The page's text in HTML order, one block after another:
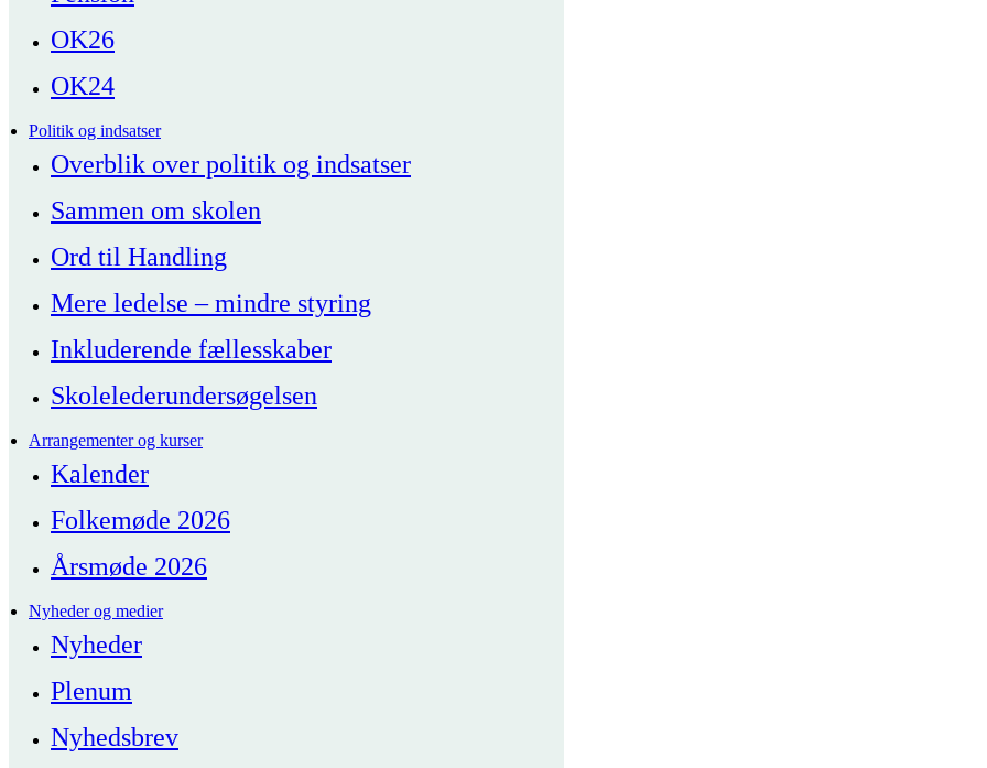
OK26
OK24
Politik og indsatser
Overblik over politik og indsatser
Sammen om skolen
Ord til Handling
Mere ledelse – mindre styring
Inkluderende fællesskaber
Skolelederundersøgelsen
Arrangementer og kurser
Kalender
Folkemøde 2026
Årsmøde 2026
Nyheder og medier
Nyheder
Plenum
Nyhedsbrev